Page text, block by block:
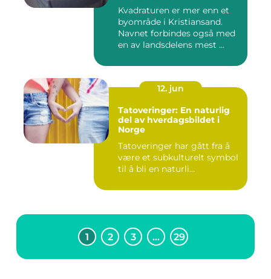
Kvadraturen er mer enn et
byområde i Kristiansand.
Navnet forbindes også med
en av landsdelens mest ...
12. jun
Tatoveringer: En naturlig
del av hverdagsbildet i
Norge
Tatoveringer har gått fra å
være et subkulturelt symbol
til å bli en naturli...
1 2 3 … 29